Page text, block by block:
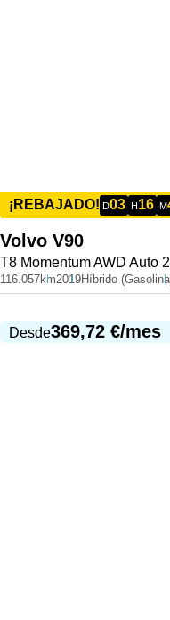
¡REBAJADO! D03 H16 M
Volvo V90
T8 Momentum AWD Auto
116.057km2019Híbrido
Desde369,72 €/mes